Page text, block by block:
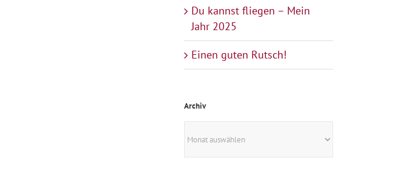
Du kannst fliegen – Mein
Jahr 2025
Einen guten Rutsch!
Archiv